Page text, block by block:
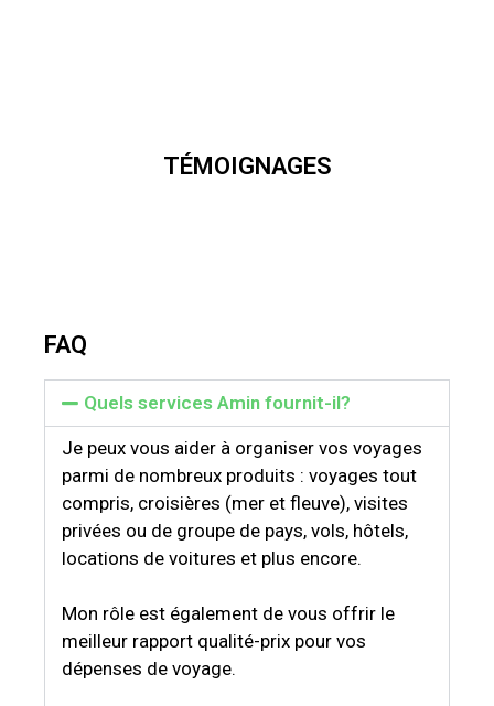
TÉMOIGNAGES
FAQ
Quels services Amin fournit-il?
Je peux vous aider à organiser vos voyages
parmi de nombreux produits : voyages tout
compris, croisières (mer et fleuve), visites
privées ou de groupe de pays, vols, hôtels,
locations de voitures et plus encore.
Mon rôle est également de vous offrir le
meilleur rapport qualité-prix pour vos
dépenses de voyage.